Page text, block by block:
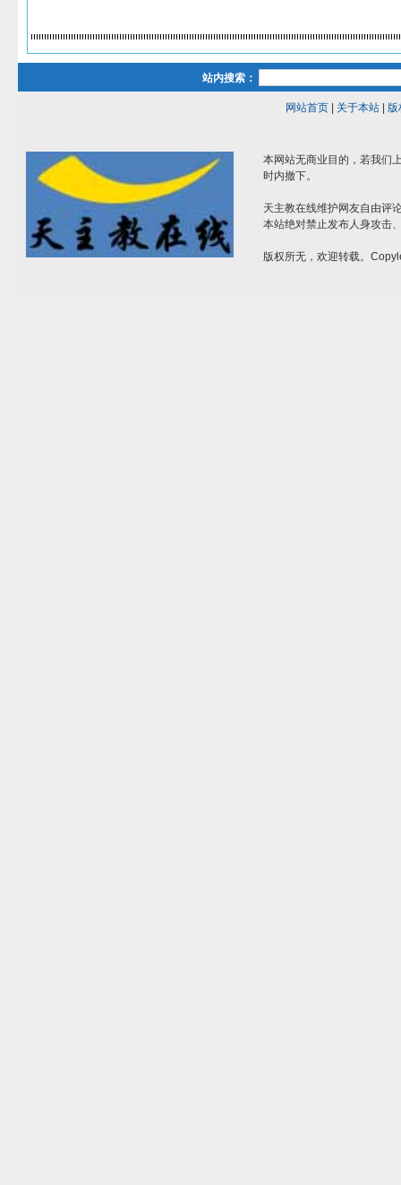
站内搜索：
网站首页| 关于本站| 版
本网站无商业目的，若我们
时内撤下。
天主教在线维护网友自由评
本站绝对禁止发布人身攻击
版权所无，欢迎转载。